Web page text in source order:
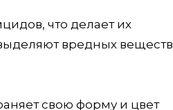
что делает их
вредных веществ
свою форму и цвет